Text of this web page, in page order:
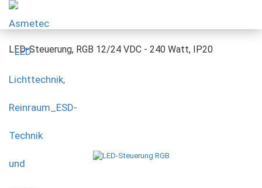
LED-Steuerung, RGB 12/24 VDC - 240 Watt, IP20